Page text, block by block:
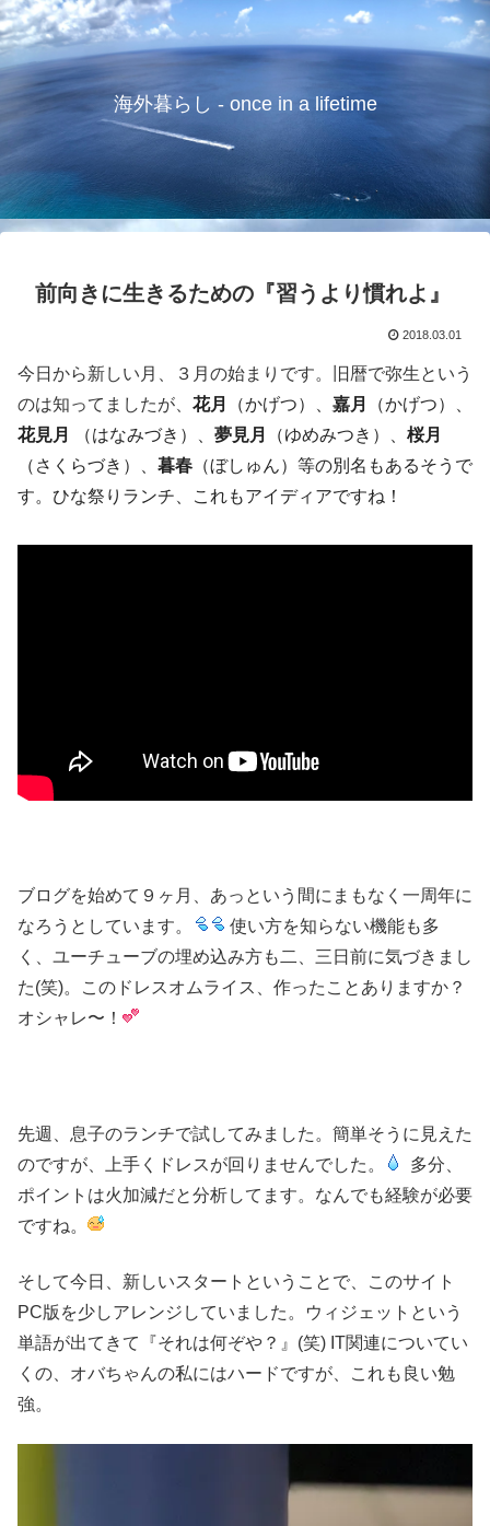
海外暮らし - once in a lifetime
前向きに生きるための『習うより慣れよ』
2018.03.01
今日から新しい月、３月の始まりです。旧暦で弥生という
のは知ってましたが、 花月 （かげつ）、 嘉月
（かげつ）、
花見月
（はなみづき）、 夢見月 （ゆめみつき）、 桜月
（さくらづき）、 暮春 （ぼしゅん）等の別名もあるそうで
す。ひな祭りランチ、これもアイディアですね！
ブログを始めて９ヶ月、あっという間にまもなく一周年に
なろうとしています。
使い方を知らない機能も多
く、ユーチューブの埋め込み方も二、三日前に気づきまし
た(笑)。このドレスオムライス、作ったことありますか？
オシャレ〜！
先週、息子のランチで試してみました。簡単そうに見えた
のですが、上手くドレスが回りませんでした。
多分、
ポイントは火加減だと分析してます。なんでも経験が必要
ですね。
そして今日、新しいスタートということで、このサイト
PC版を少しアレンジしていました。
ウィジェットという
単語が出てきて『それは何ぞや？』(笑) IT関連についてい
くの、オバちゃんの私にはハードですが、これも良い勉
強。